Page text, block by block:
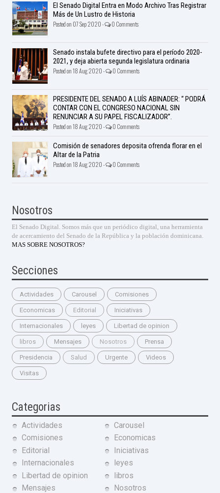
El Senado Digital Entra en Modo Archivo Tras Registrar
Más de Un Lustro de Historia
Posted on 07 Sep 2020 - 0 Comments
Senado instala bufete directivo para el período 2020-
2021, y deja abierta segunda legislatura ordinaria
Posted on 18 Aug 2020 - 0 Comments
PRESIDENTE DEL SENADO A LUÍS ABINADER: “ PODRÁ
CONTAR CON EL CONGRESO NACIONAL SIN
RENUNCIAR A SU PAPEL FISCALIZADOR”.
Posted on 18 Aug 2020 - 0 Comments
Comisión de senadores deposita ofrenda florar en el
Altar de la Patria
Posted on 18 Aug 2020 - 0 Comments
Nosotros
El Senado Digital. Somos más que un periódico digital, una herramienta
de acercamiento del Senado de la República y la población dominicana.
MAS SOBRE NOSOTROS?
Secciones
Actividades Carousel Comisiones
Economicas Editorial Iniciativas
Internacionales leyes Libertad de opinion
libros Mensajes Nosotros Prensa
Presidencia Salud Urgente Videos
Visitas
Categorias
Actividades
Carousel
Comisiones
Economicas
Editorial
Iniciativas
Internacionales
leyes
Libertad de opinion
libros
Mensajes
Nosotros